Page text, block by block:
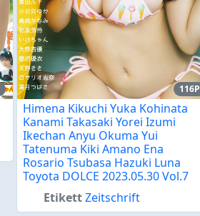
116P
Himena Kikuchi Yuka Kohinata
Kanami Takasaki Yorei Izumi
Ikechan Anyu Okuma Yui
Tatenuma Kiki Amano Ena
Rosario Tsubasa Hazuki Luna
Toyota DOLCE 2023.05.30 Vol.7
EtikettZeitschrift